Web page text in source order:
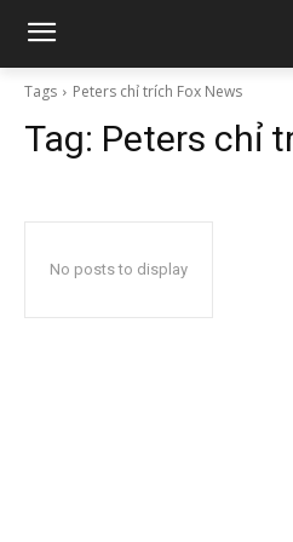
Tags Peters chỉ trích Fox News
Tag: Peters chỉ
No posts to display